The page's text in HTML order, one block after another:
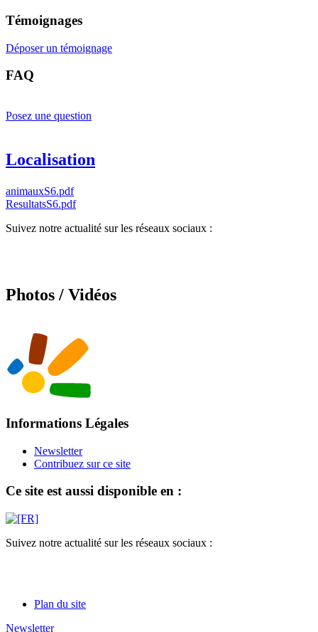
Témoignages
Déposer un témoignage
FAQ
Posez une question
Localisation
animauxS6.pdf
ResultatsS6.pdf
Suivez notre actualité sur les réseaux sociaux :
Photos / Vidéos
Informations Légales
Newsletter
Contribuez sur ce site
Ce site est aussi disponible en :
Suivez notre actualité sur les réseaux sociaux :
Plan du site
Newsletter